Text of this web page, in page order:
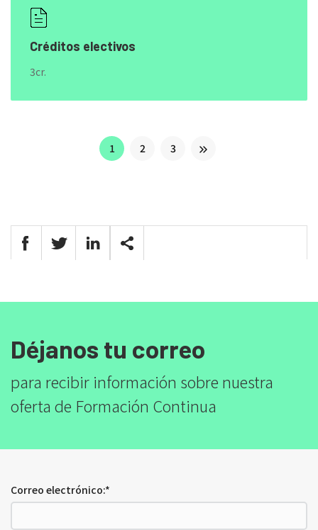
Créditos electivos
3cr.
1 2 3
Déjanos tu correo
para recibir información sobre nuestra
oferta de Formación Continua
Correo electrónico:*